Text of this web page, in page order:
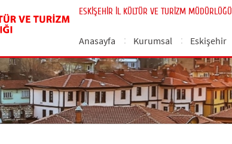
ESKİŞEHİR İL KÜLTÜR VE TURİZM MÜDÜRLÜĞÜ
Anasayfa Kurumsal Eskişehir